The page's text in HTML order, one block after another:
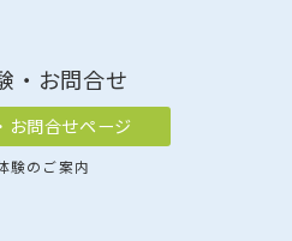
・お問合せ
お問合せページ
験のご案内